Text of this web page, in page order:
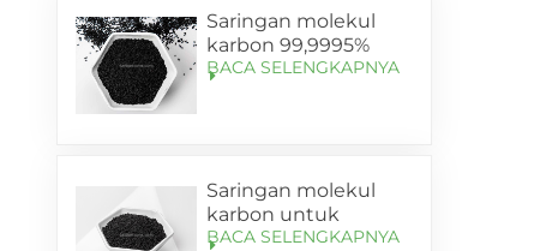
Saringan molekul
karbon 99,9995%
dengan kemurnian
BACA SELENGKAPNYA
Saringan molekul
karbon untuk
pemurnian oksigen
BACA SELENGKAPNYA